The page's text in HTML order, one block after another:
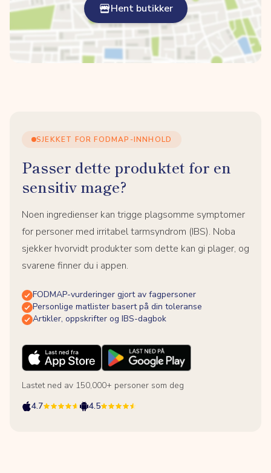
Hent butikker
SJEKKET FOR FODMAP-INNHOLD
Passer dette produktet for en
sensitiv mage?
Noen ingredienser kan trigge plagsomme symptomer
for personer med irritabel tarmsyndrom (IBS). Noba
sjekker hvorvidt produkter som dette kan gi plager, og
svarene finner du i appen.
FODMAP-vurderinger gjort av fagpersoner
Personlige matlister basert på din toleranse
Artikler, oppskrifter og IBS-dagbok
Lastet ned av 150,000+ personer som deg
4.7
4.5